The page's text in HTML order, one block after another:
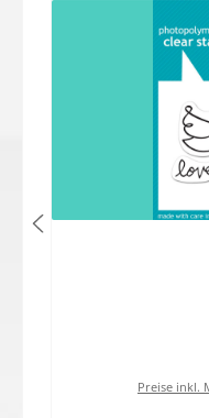
Preise inkl.